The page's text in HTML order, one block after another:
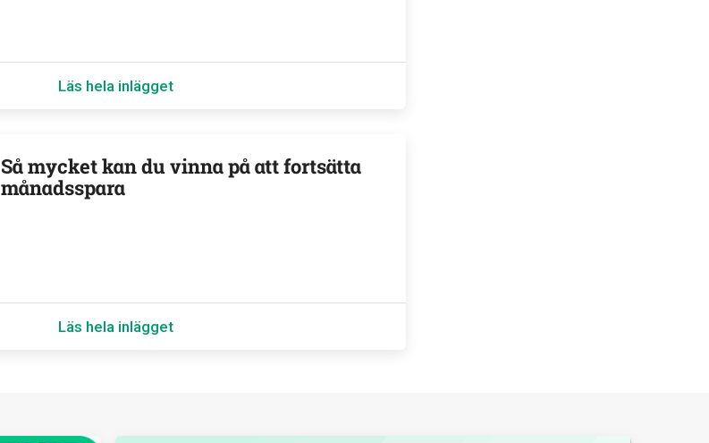
Läs hela inlägget
Så mycket kan du vinna på att fortsätta
månadsspara
Läs hela inlägget